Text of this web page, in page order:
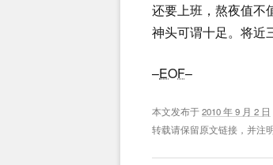
还要上班，熬夜值不
神头可谓十足。将近
–EOF–
本文发布于2010 年 9 月 2 日
转载请保留原文链接，并注